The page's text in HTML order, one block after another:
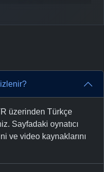
üzerinden Türkçe
Sayfadaki oynatıcı
ve video kaynaklarını